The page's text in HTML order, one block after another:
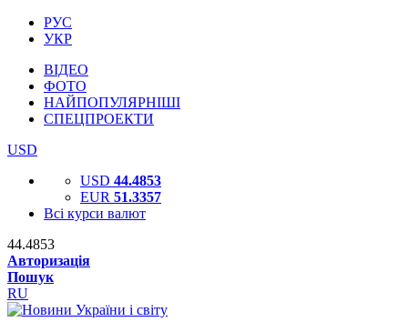
РУС
УКР
ВІДЕО
ФОТО
НАЙПОПУЛЯРНІШІ
СПЕЦПРОЕКТИ
USD
USD 44.4853
EUR 51.3357
Всі курси валют
44.4853
Авторизація
Пошук
RU